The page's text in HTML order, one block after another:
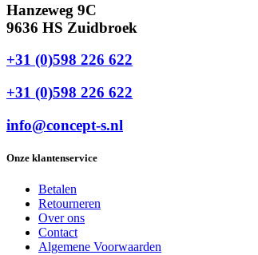
Hanzeweg 9C
9636 HS Zuidbroek
+31 (0)598 226 622
+31 (0)598 226 622
info@concept-s.nl
Onze klantenservice
Betalen
Retourneren
Over ons
Contact
Algemene Voorwaarden